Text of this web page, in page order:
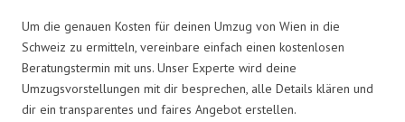
Um die genauen Kosten für deinen Umzug von Wien in die
Schweiz zu ermitteln, vereinbare einfach einen kostenlosen
Beratungstermin mit uns. Unser Experte wird deine
Umzugsvorstellungen mit dir besprechen, alle Details klären und
dir ein transparentes und faires Angebot erstellen.